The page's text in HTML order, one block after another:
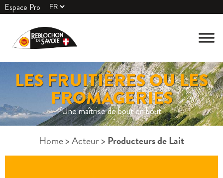
Espace Pro
LES FRUITIÈRES OU LES
FROMAGERIES
Une maîtrise de bout en bout
Home>Acteur>Producteurs de Lait